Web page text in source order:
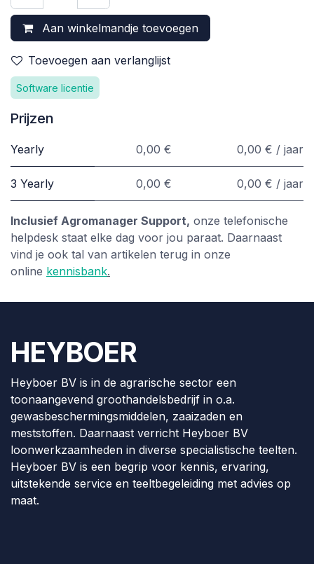
Aan winkelmandje toevoegen
Toevoegen aan verlanglijst
Software licentie
Prijzen
Yearly 0,00 € 0,00 € / jaar
3 Yearly 0,00 € 0,00 € / jaar
Inclusief Agromanager Support, onze telefonische
helpdesk staat elke dag voor jou paraat. Daarnaast
vind je ook tal van artikelen terug in onze
online kennisbank.
HEYBOER
Heyboer BV is in de agrarische sector een
toonaangevend groothandelsbedrijf in o.a.
gewasbeschermingsmiddelen, zaaizaden en
meststoffen. Daarnaast verricht Heyboer BV
loonwerkzaamheden in diverse specialistische teelten.
Heyboer BV is een begrip voor kennis, ervaring,
uitstekende service en teeltbegeleiding met advies op
maat.